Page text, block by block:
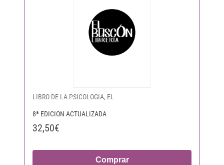
LIBRO DE LA PSICOLOGIA, EL
8ª EDICION ACTUALIZADA
32,50€
Comprar